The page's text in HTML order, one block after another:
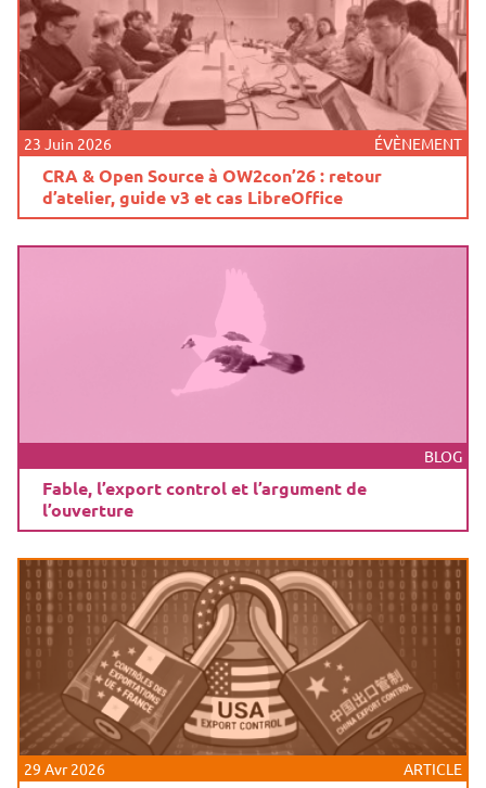
23 Juin 2026 ÉVÈNEMENT
CRA & Open Source à OW2con’26 : retour
d’atelier, guide v3 et cas LibreOffice
BLOG
Fable, l’export control et l’argument de
l’ouverture
29 Avr 2026 ARTICLE